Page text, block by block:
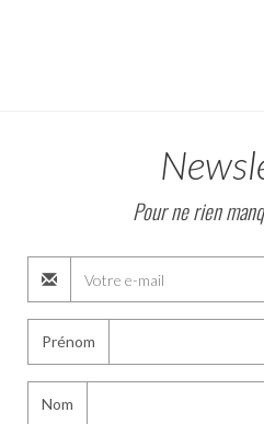
Pour ne rien
Prénom
Nom